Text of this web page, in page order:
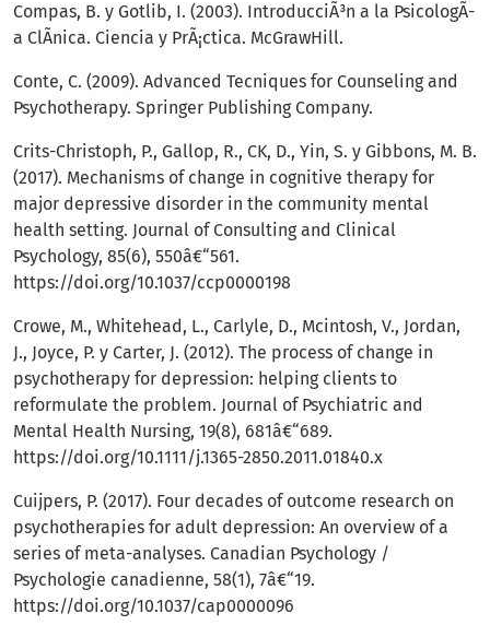
Compas, B. y Gotlib, I. (2003). IntroducciÃ³n a la PsicologÃ­
a ClÃ­nica. Ciencia y PrÃ¡ctica. McGrawHill.
Conte, C. (2009). Advanced Tecniques for Counseling and
Psychotherapy. Springer Publishing Company.
Crits-Christoph, P., Gallop, R., CK, D., Yin, S. y Gibbons, M. B.
(2017). Mechanisms of change in cognitive therapy for
major depressive disorder in the community mental
health setting. Journal of Consulting and Clinical
Psychology, 85(6), 550â€“561.
https://doi.org/10.1037/ccp0000198
Crowe, M., Whitehead, L., Carlyle, D., Mcintosh, V., Jordan,
J., Joyce, P. y Carter, J. (2012). The process of change in
psychotherapy for depression: helping clients to
reformulate the problem. Journal of Psychiatric and
Mental Health Nursing, 19(8), 681â€“689.
https://doi.org/10.1111/j.1365-2850.2011.01840.x
Cuijpers, P. (2017). Four decades of outcome research on
psychotherapies for adult depression: An overview of a
series of meta-analyses. Canadian Psychology /
Psychologie canadienne, 58(1), 7â€“19.
https://doi.org/10.1037/cap0000096